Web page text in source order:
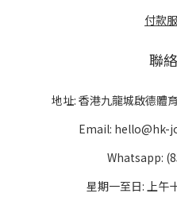
付款
聯
地址: 香港九龍城啟德體
Email: hello@hk-
Whatsapp:
星期一至日: 上午